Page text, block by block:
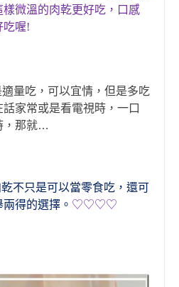
樣微溫的肉乾更好吃 ， 口感
吃喔!
量吃，可以宜情，但是多吃
家常或是看電視時，一口
，那就…
不只是可以當零食吃 ， 還可
得的選擇。 ♡♡♡♡